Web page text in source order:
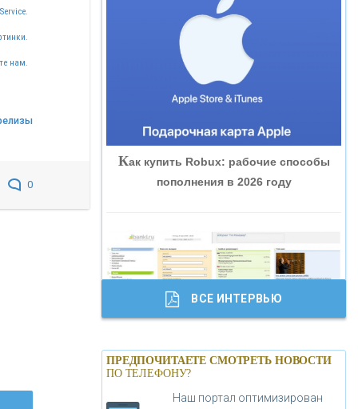
нам.
0
«СМП БАНК»
«ВНЕШПРОМБАНК»
«БАНК ГЛОБЭКС»
«ТРАСТ»
«ГАЗПРОМБАНК»
«МОСКОВСКИЙ КРЕДИТНЫЙ
БАНК»
Как купить Robux: рабочие способы
пополнения в 2026 году
Банки.ру обновил логотип впервые за
19 лет - «Лента новостей»
ВСЕ ИНТЕРВЬЮ
ПРЕДПОЧИТАЕТЕ СМОТРЕТЬ НОВОСТИ
ПО ТЕЛЕФОНУ?
Наш портал оптимизирован